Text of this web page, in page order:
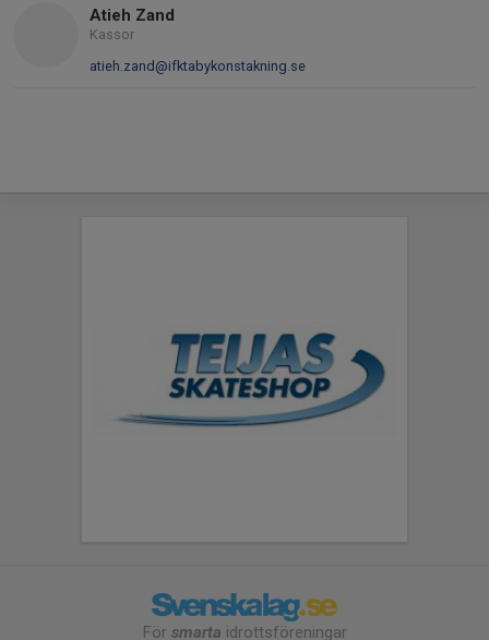
Atieh Zand
Kassor
atieh.zand@ifktabykonstakning.se
För smarta idrottsföreningar